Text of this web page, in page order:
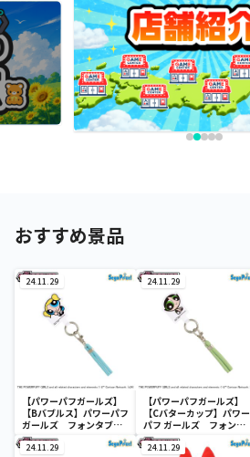
おすすめ景品
24.11.29
【パワーパフガールズ】
【Bバブルス】パワーパフ
ガールズ フォンタブ＆
ショルダーストラップ
24.11.29
【パワーパフガールズ】
【Cバターカップ】パワー
パフ ガールズ フォンタ
ブ＆ショルダーストラッ
プ
24.11.29 24.11.29